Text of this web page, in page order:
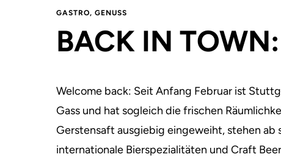
GASTRO, GENUSS
BACK IN
Welcome back: Seit Anfang Februar ist
Gass und hat sogleich die frischen
Gerstensaft ausgiebig eingeweiht, stehen
internationale Bierspezialitäten und Craft